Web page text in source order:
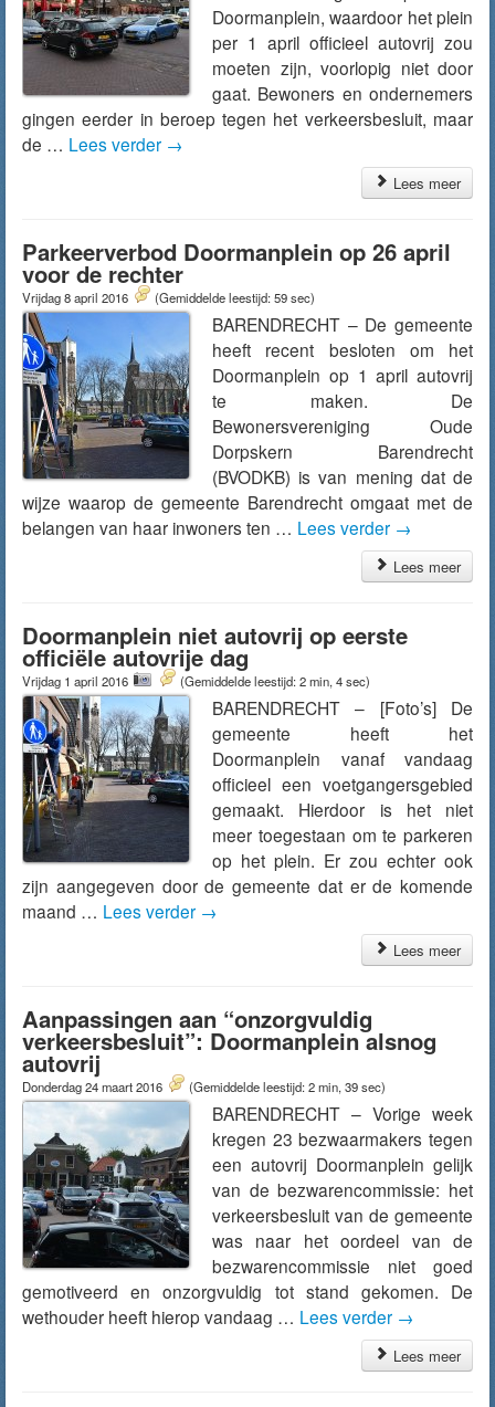
Doormanplein, waardoor het plein
per 1 april officieel autovrij zou
moeten zijn, voorlopig niet door
gaat. Bewoners en ondernemers
gingen eerder in beroep tegen het verkeersbesluit, maar
de … Lees verder →
Lees meer
Parkeerverbod Doormanplein op 26 april
voor de rechter
Vrijdag 8 april 2016 (Gemiddelde leestijd: 59 sec)
BARENDRECHT – De gemeente
heeft recent besloten om het
Doormanplein op 1 april autovrij
te maken. De
Bewonersvereniging Oude
Dorpskern Barendrecht
(BVODKB) is van mening dat de
wijze waarop de gemeente Barendrecht omgaat met de
belangen van haar inwoners ten … Lees verder →
Lees meer
Doormanplein niet autovrij op eerste
officiële autovrije dag
Vrijdag 1 april 2016 (Gemiddelde leestijd: 2 min, 4 sec)
BARENDRECHT – [Foto’s] De
gemeente heeft het
Doormanplein vanaf vandaag
officieel een voetgangersgebied
gemaakt. Hierdoor is het niet
meer toegestaan om te parkeren
op het plein. Er zou echter ook
zijn aangegeven door de gemeente dat er de komende
maand … Lees verder →
Lees meer
Aanpassingen aan “onzorgvuldig
verkeersbesluit”: Doormanplein alsnog
autovrij
Donderdag 24 maart 2016 (Gemiddelde leestijd: 2 min, 39 sec)
BARENDRECHT – Vorige week
kregen 23 bezwaarmakers tegen
een autovrij Doormanplein gelijk
van de bezwarencommissie: het
verkeersbesluit van de gemeente
was naar het oordeel van de
bezwarencommissie niet goed
gemotiveerd en onzorgvuldig tot stand gekomen. De
wethouder heeft hierop vandaag … Lees verder →
Lees meer